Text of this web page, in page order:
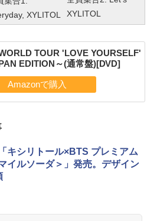
XYLITOL
XYLITOL
TOUR 'LOVE YOURSELF'
EDITION～(通常盤)[DVD]
キシリトール×BTS プレミアム
イルソーダ＞」発売。デザイン